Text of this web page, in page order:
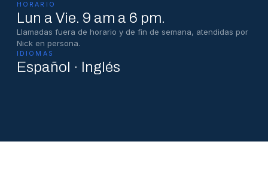
HORARIO
Lun a Vie. 9 am a 6 pm.
Llamadas fuera de horario y de fin de semana, atendidas por
Nick en persona.
IDIOMAS
Español · Inglés